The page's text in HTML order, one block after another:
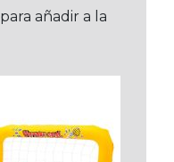
añadir a la